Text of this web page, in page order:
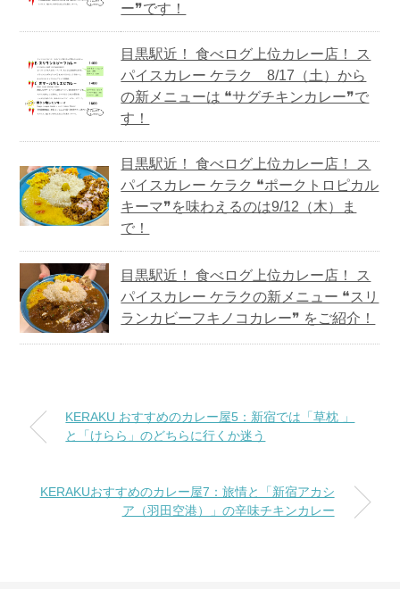
ー❞です！
目黒駅近！ 食べログ上位カレー店！ ス
パイスカレー ケラク 8/17（土）から
の新メニューは ❝サグチキンカレー❞で
す！
目黒駅近！ 食べログ上位カレー店！ ス
パイスカレー ケラク ❝ポークトロピカル
キーマ❞を味わえるのは9/12（木）ま
で！
目黒駅近！ 食べログ上位カレー店！ ス
パイスカレー ケラクの新メニュー ❝スリ
ランカビーフキノコカレー❞ をご紹介！
KERAKU おすすめのカレー屋5：新宿では「草枕 」
と「けらら」のどちらに行くか迷う
KERAKUおすすめのカレー屋7：旅情と「新宿アカシ
ア（羽田空港）」の辛味チキンカレー